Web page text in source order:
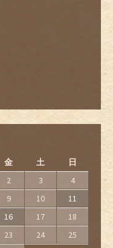
金 土 日
2 3
4
9 10
11
16 17
18
23 24
25